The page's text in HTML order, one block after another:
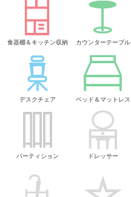
食器棚＆キッチン収納 カウンターテーブル
デスクチェア ベッド＆マットレス
パーティション ドレッサー